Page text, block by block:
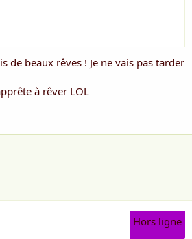
de beaux rêves ! Je ne vais pas tarder
à rêver LOL
Hors ligne